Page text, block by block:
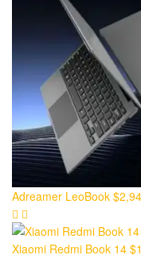
Adreamer LeoBook $
Xiaomi Redmi Book 14 $